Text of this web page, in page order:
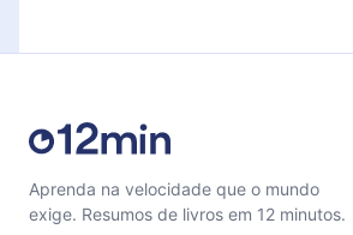
Aprenda na velocidade que o mundo
exige. Resumos de livros em 12 minutos.